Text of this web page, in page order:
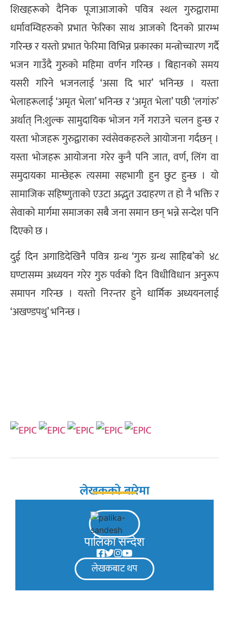
शिखहरूको दैनिक पूजाआजाको पवित्र स्थल गुरुद्वारामा
धर्मावम्विहरुको प्रभात फेरिका साथ आजको दिनको प्रारम्भ
गरिन्छ र यस्तो प्रभात फेरिमा विभिन्न प्रकारका मन्त्रोच्चारण गर्दै
भजन गाउँदै गुरुको महिमा वर्णन गरिन्छ । बिहानको समय
यसरी गरिने भजनलाई ‘असा दि भार’ भनिन्छ । यस्ता
भेलाहरूलाई ‘अमृत भेला’ भनिन्छ र ‘अमृत भेला’ पछी ‘लगांरु’
अर्थात् नि:शुल्क सामुदायिक भोजन गर्ने गराउने चलन हुन्छ र
यस्ता भोजहरू गुरुद्वाराका स्वंसेवकहरुले आयोजना गर्दछन् ।
यस्ता भोजहरू आयोजना गरेर कुनै पनि जात, वर्ण, लिंग वा
समुदायका मान्छेहरू त्यसमा सहभागी हुन छुट हुन्छ । यो
सामाजिक सहिष्णुताको एउटा अद्भुत उदाहरण त हो नै भक्ति र
सेवाको मार्गमा समाजका सबै जना समान छन् भन्ने सन्देश पनि
दिएको छ ।
दुई दिन अगाडिदेखिनै पवित्र ग्रन्थ ‘गुरु ग्रन्थ साहिब’को ४८
घण्टासम्म अध्ययन गरेर गुरु पर्वको दिन विधीविधान अनुरूप
समापन गरिन्छ । यस्तो निरन्तर हुने धार्मिक अध्ययनलाई
‘अखण्डपथु’ भनिन्छ ।
लेखकको बारेमा
पालिका सन्देश
लेखकबाट थप